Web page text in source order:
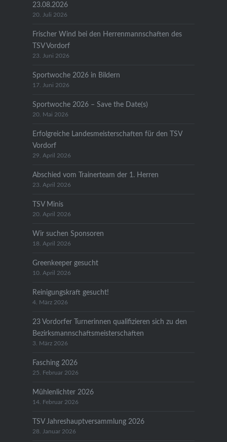
23.08.2026
20. Juli 2026
Frischer Wind bei den Herrenmannschaften des
TSV Vordorf
23. Juni 2026
Sportwoche 2026 in Bildern
17. Juni 2026
Sportwoche 2026 – Save the Date(s)
20. Mai 2026
Erfolgreiche Landesmeisterschaften für den TSV
Vordorf
29. April 2026
Abschied vom Trainerteam der 1. Herren
23. April 2026
TSV Minis
20. April 2026
Wir suchen Sponsoren
18. April 2026
Greenkeeper gesucht
10. April 2026
Reinigungskraft gesucht!
4. März 2026
23 Vordorfer Turnerinnen qualifizieren sich zu den
Bezirksmannschaftsmeisterschaften
3. März 2026
Fasching 2026
25. Februar 2026
Mühlenlichter 2026
14. Februar 2026
TSV Jahreshauptversammlung 2026
28. Januar 2026